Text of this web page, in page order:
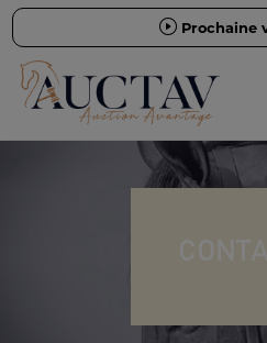
Prochaine